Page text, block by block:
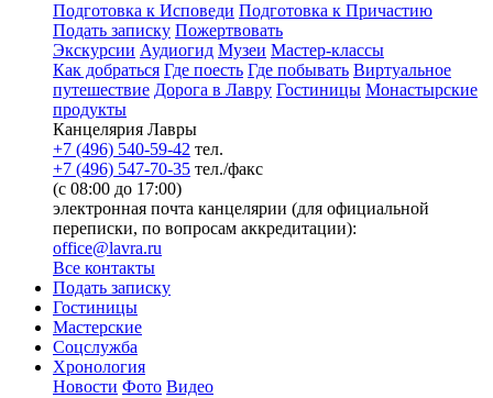
Подготовка к Исповеди Подготовка к Причастию
Подать записку Пожертвовать
Экскурсии Аудиогид Музеи Мастер-классы
Как добраться Где поесть Где побывать Виртуальное
путешествие Дорога в Лавру Гостиницы Монастырские
продукты
Канцелярия Лавры
+7 (496) 540-59-42 тел.
+7 (496) 547-70-35 тел./факс
(с 08:00 до 17:00)
электронная почта канцелярии (для официальной
переписки, по вопросам аккредитации):
office@lavra.ru
Все контакты
Подать записку
Гостиницы
Мастерские
Соцслужба
Хронология
Новости Фото Видео